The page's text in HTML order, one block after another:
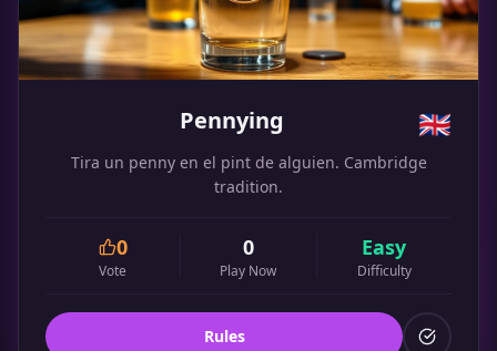
Pennying 🇬🇧
Tira un penny en el pint de alguien. Cambridge
tradition.
0
Vote
0
Play Now
Easy
Difficulty
Rules